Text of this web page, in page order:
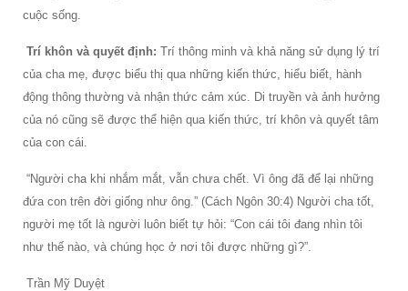
cuộc sống.
Trí khôn và quyết định: Trí thông minh và khả năng sử dụng lý trí
của cha mẹ, được biểu thị qua những kiến thức, hiểu biết, hành
động thông thường và nhận thức cảm xúc. Di truyền và ảnh hưởng
của nó cũng sẽ được thể hiện qua kiến thức, trí khôn và quyết tâm
của con cái.
“Người cha khi nhắm mắt, vẫn chưa chết. Vì ông đã để lại những
đứa con trên đời giống như ông.” (Cách Ngôn 30:4) Người cha tốt,
người mẹ tốt là người luôn biết tự hỏi: “Con cái tôi đang nhìn tôi
như thế nào, và chúng học ở nơi tôi được những gì?”.
Trần Mỹ Duyệt